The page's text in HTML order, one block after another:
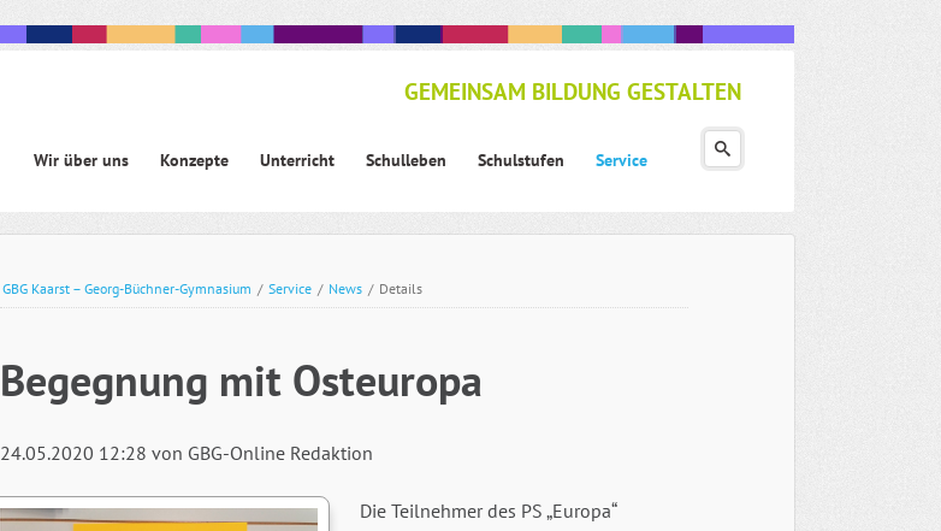
Navigation
Wir über uns Konzepte Unterricht Schulleben Schulstufen Service
GEMEINSAM BILDUNG GESTALTEN
GBG Kaarst – Georg-Büchner-Gymnasium / Service / News / Details
Begegnung mit Osteuropa
24.05.2020 12:28 von GBG-Online Redaktion
Die Teilnehmer des PS „Europa“